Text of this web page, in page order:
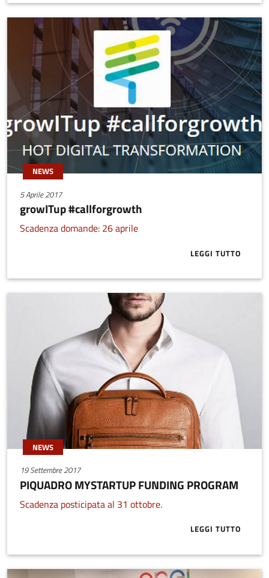
NEWS
5 Aprile 2017
growITup #callforgrowth
Scadenza domande: 26 aprile
LEGGI TUTTO
ABOUT
NEWS
19 Settembre 2017
PIQUADRO MYSTARTUP FUNDING PROGRAM
Scadenza posticipata al 31 ottobre.
LEGGI TUTTO
ABOUT